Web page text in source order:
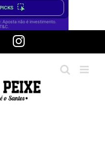
FacebookInstagram